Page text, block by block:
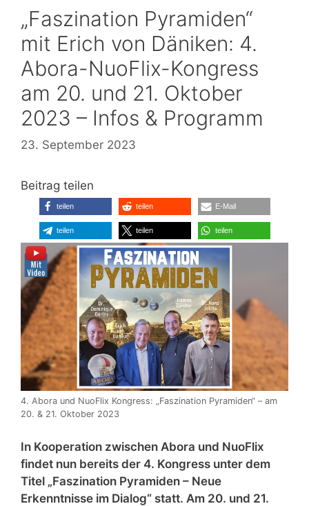
„Faszination Pyramiden“
mit Erich von Däniken: 4.
Abora-NuoFlix-Kongress
am 20. und 21. Oktober
2023 – Infos & Programm
23. September 2023
Beitrag teilen
teilen teilen E-Mail
teilen teilen teilen
4. Abora und NuoFlix Kongress: „Faszination Pyramiden“ – am
20. & 21. Oktober 2023
In Kooperation zwischen Abora und NuoFlix
findet nun bereits der 4. Kongress unter dem
Titel „Faszination Pyramiden – Neue
Erkenntnisse im Dialog“ statt. Am 20. und 21.